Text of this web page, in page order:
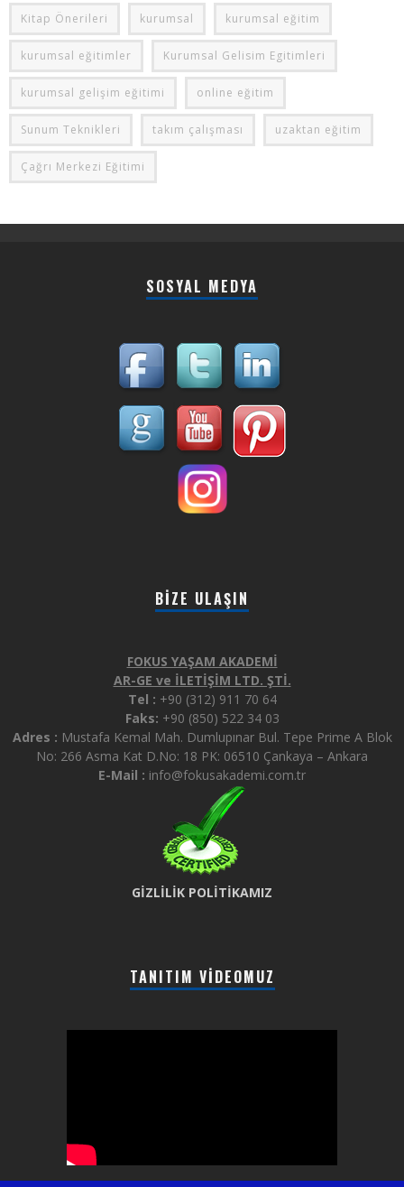
Kitap Önerileri kurumsal kurumsal eğitim
kurumsal eğitimler Kurumsal Gelisim Egitimleri
kurumsal gelişim eğitimi online eğitim
Sunum Teknikleri takım çalışması uzaktan eğitim
Çağrı Merkezi Eğitimi
SOSYAL MEDYA
BIZE ULAŞIN
FOKUS YAŞAM AKADEMİ
AR-GE ve İLETİŞİM LTD. ŞTİ.
Tel : +90 (312) 911 70 64
Faks: +90 (850) 522 34 03
Adres : Mustafa Kemal Mah. Dumlupınar Bul. Tepe Prime A Blok
No: 266 Asma Kat D.No: 18 PK: 06510 Çankaya – Ankara
E-Mail : info@fokusakademi.com.tr
GİZLİLİK POLİTİKAMIZ
TANITIM VIDEOMUZ